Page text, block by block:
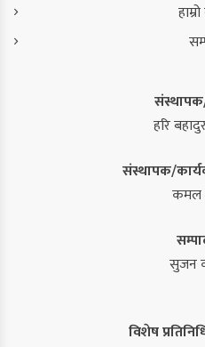
हरि
संस्थापक/
कमल
सुजन
विशेष